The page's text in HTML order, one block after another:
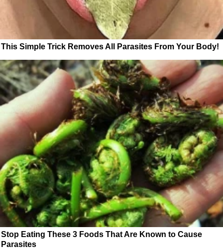
This Simple Trick Removes All Parasites From Your Body!
Stop Eating These 3 Foods That Are Known to Cause
Parasites